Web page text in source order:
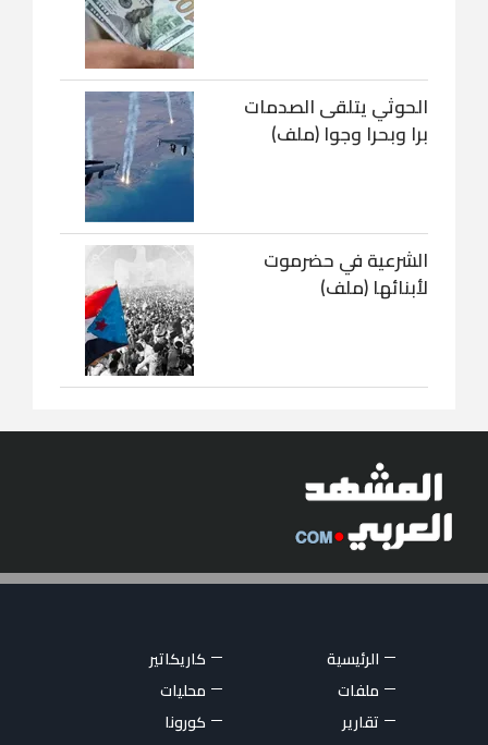
الحوثي يتلقى الصدمات
برا وبحرا وجوا (ملف)
الشرعية في حضرموت
لأبنائها (ملف)
الرئيسية
كاريكاتير
ملفات
محليات
تقارير
كورونا